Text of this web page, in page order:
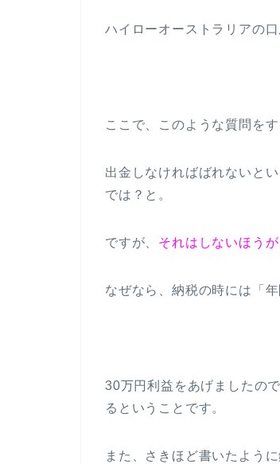
ハイローオーストラリアの
ここで、このような質問をす
出金しなければばれないと
では？と。
ですが、 それはしないほうが
なぜなら、納税の時には「
30万円利益をあげましたの
るということです。
また、さきほど書いたよう